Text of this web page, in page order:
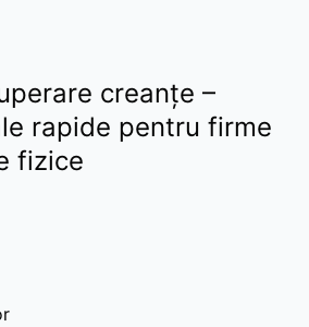
creanțe –
rapide pentru firme
fizice